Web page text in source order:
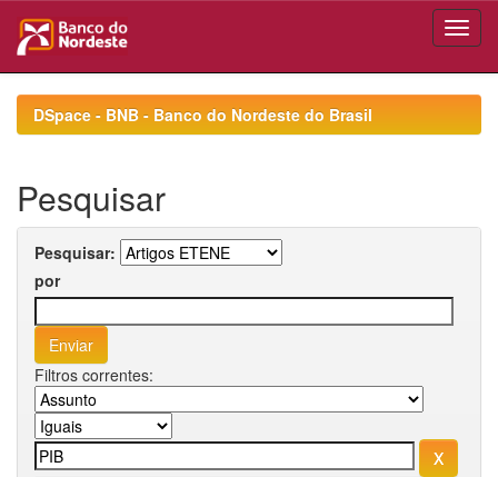
navigationDSpace - BNB - Banco do Nordeste do Brasil
Pesquisar
Pesquisar:
por
Filtros correntes: